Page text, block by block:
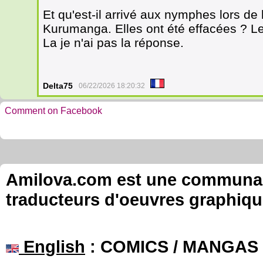
Et qu'est-il arrivé aux nymphes lors
Kurumanga. Elles ont été effacées ?
La je n'ai pas la réponse.
Delta75 06/22/2026 18:20:32
Comment on Facebook
Amilova.com est une
traducteurs d'oeuvres
English : COMICS /